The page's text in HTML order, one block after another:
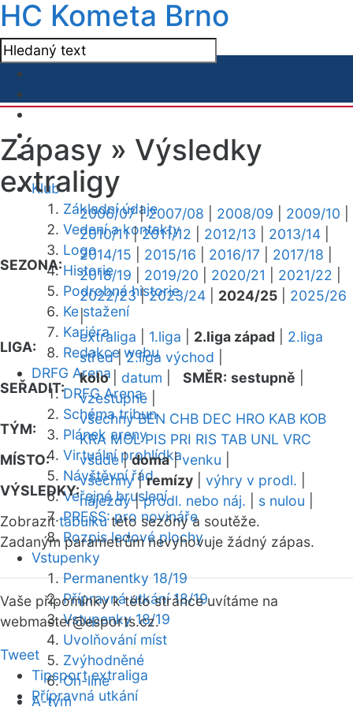
HC Kometa Brno
Klub
Základní údaje
Vedení a kontakty
Logo
Historie
Podrobná historie
Ke stažení
Kariéra
Redakce webu
DRFG Arena
DRFG Arena
Schéma tribun
Plánek areny
Virtuální prohlídka
Návštěvní řád
Veřejné bruslení
PRESS: pro novináře
Rozpis ledové plochy
Vstupenky
Permanentky 18/19
Přípravná utkání 18/19
Vstupenky 18/19
Uvolňování míst
Zvýhodněné
On-line
A-tým
Zápasy » Výsledky
extraligy
SEZONA:
2006/07|2007/08 2008/09 2009/10
2010/11|2011/12 2012/13 2013/14
2014/15
2015/16 2016/17 2017/18
2018/19
2019/20 2020/21 2021/22
2022/23|2023/24 2024/25
2025/26
|
LIGA:
extraliga 1.liga 2.liga západ
2.liga
střed|2.liga východ
SEŘADIT:
kolo| datum SMĚR: sestupně
vzestupně
TÝM:
všechny BEN CHB DEC HRO KAB KOB
KRA MOL PIS PRI RIS TAB UNL VRC
MÍSTO:
všude|doma|venku
VÝSLEDKY:
všechny|remízy výhry v prodl.
nájezdy|prodl. nebo náj. s nulou
Zobrazittabulkutéto sezóny a soutěže.
Zadaným parametrům nevyhovuje žádný zápas.
Vaše připomínky k této stránce uvítáme na
webmaster@esports.cz.
Tweet
Tipsport extraliga
Přípravná utkání